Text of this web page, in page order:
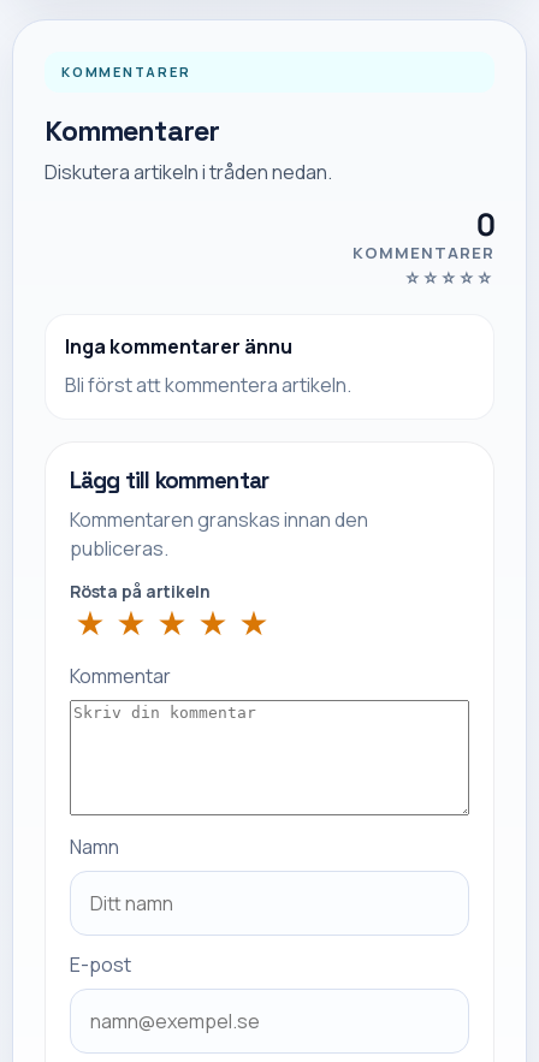
KOMMENTARER
Kommentarer
Diskutera artikeln i tråden nedan.
0
KOMMENTARER
☆ ☆ ☆ ☆ ☆
Inga kommentarer ännu
Bli först att kommentera artikeln.
Lägg till kommentar
Kommentaren granskas innan den
publiceras.
Rösta på artikeln
★ ★ ★ ★ ★
Kommentar
Namn
E-post